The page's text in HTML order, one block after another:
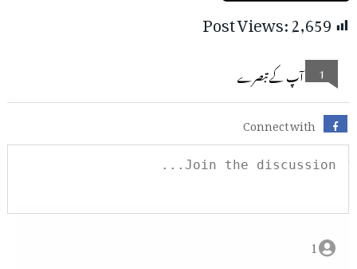
Post Views:2,659
1 آپ کے تبصرے
Connect with
1